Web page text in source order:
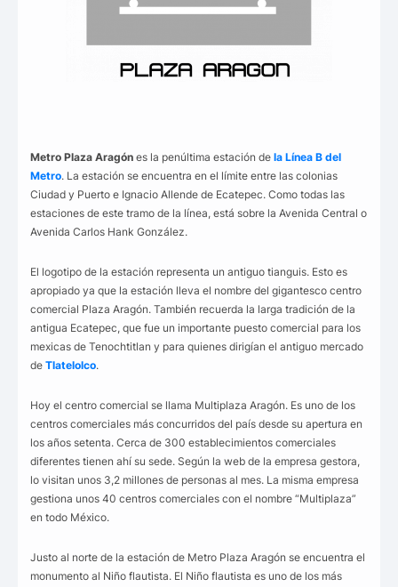
Metro Plaza Aragón es la penúltima estación de la Línea B del
Metro. La estación se encuentra en el límite entre las colonias
Ciudad y Puerto e Ignacio Allende de Ecatepec. Como todas las
estaciones de este tramo de la línea, está sobre la Avenida Central o
Avenida Carlos Hank González.
El logotipo de la estación representa un antiguo tianguis. Esto es
apropiado ya que la estación lleva el nombre del gigantesco centro
comercial Plaza Aragón. También recuerda la larga tradición de la
antigua Ecatepec, que fue un importante puesto comercial para los
mexicas de Tenochtitlan y para quienes dirigían el antiguo mercado
de Tlatelolco.
Hoy el centro comercial se llama Multiplaza Aragón. Es uno de los
centros comerciales más concurridos del país desde su apertura en
los años setenta. Cerca de 300 establecimientos comerciales
diferentes tienen ahí su sede. Según la web de la empresa gestora,
lo visitan unos 3,2 millones de personas al mes. La misma empresa
gestiona unos 40 centros comerciales con el nombre “Multiplaza”
en todo México.
Justo al norte de la estación de Metro Plaza Aragón se encuentra el
monumento al Niño flautista. El Niño flautista es uno de los más